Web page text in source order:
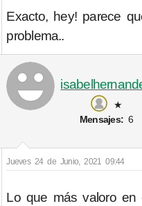
Exacto, hey! parece
problema..
★
Mensajes: 6
Jueves 24 de Junio, 2021 09:44
Lo que más valoro